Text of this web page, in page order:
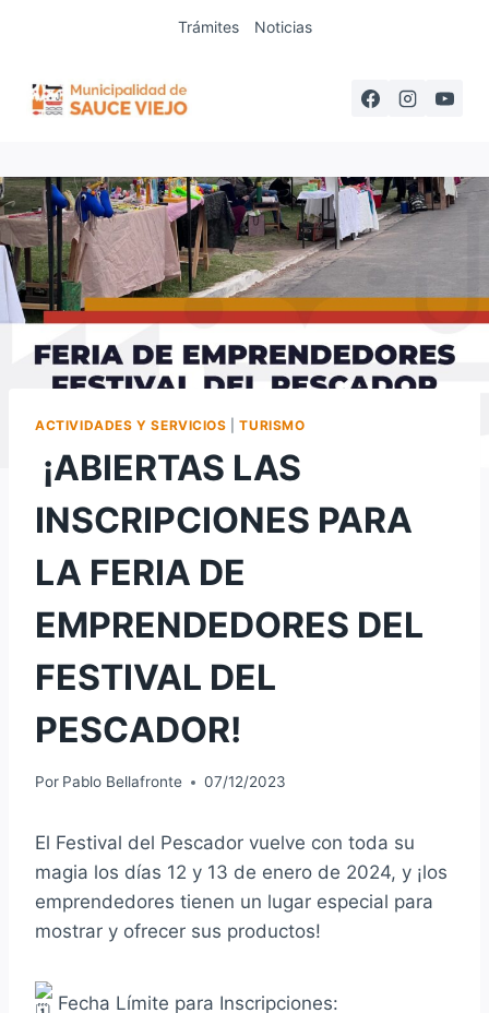
Trámites Noticias
ACTIVIDADES Y SERVICIOS |TURISMO
¡ABIERTAS LAS
INSCRIPCIONES PARA
LA FERIA DE
EMPRENDEDORES DEL
FESTIVAL DEL
PESCADOR!
Por Pablo Bellafronte 07/12/2023
El Festival del Pescador vuelve con toda su
magia los días 12 y 13 de enero de 2024, y ¡los
emprendedores tienen un lugar especial para
mostrar y ofrecer sus productos!
Fecha Límite para Inscripciones: